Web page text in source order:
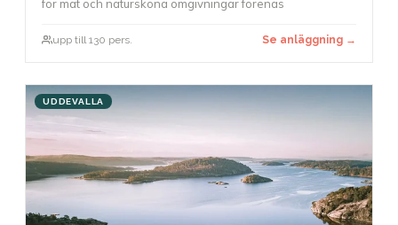
för mat och natursköna omgivningar förenas
upp till 130 pers. Se anläggning →
UDDEVALLA